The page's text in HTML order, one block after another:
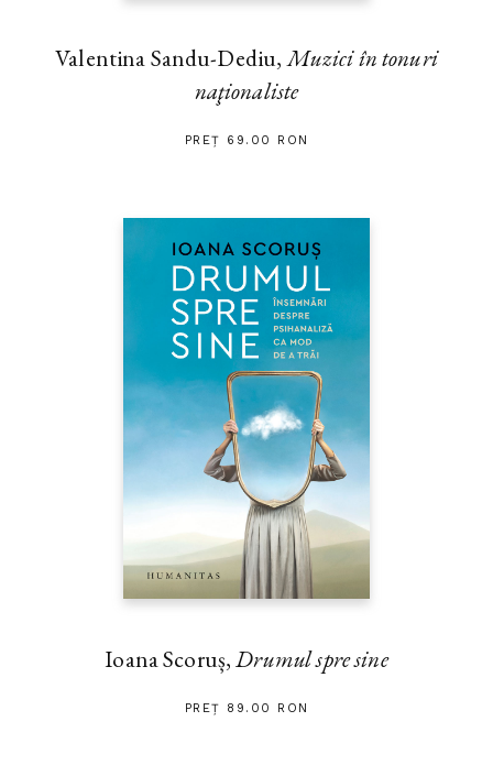
Valentina Sandu-Dediu,Muzici în tonuri
naţionaliste
PREȚ 69.00 RON
Ioana Scoruș,Drumul spre sine
PREȚ 89.00 RON